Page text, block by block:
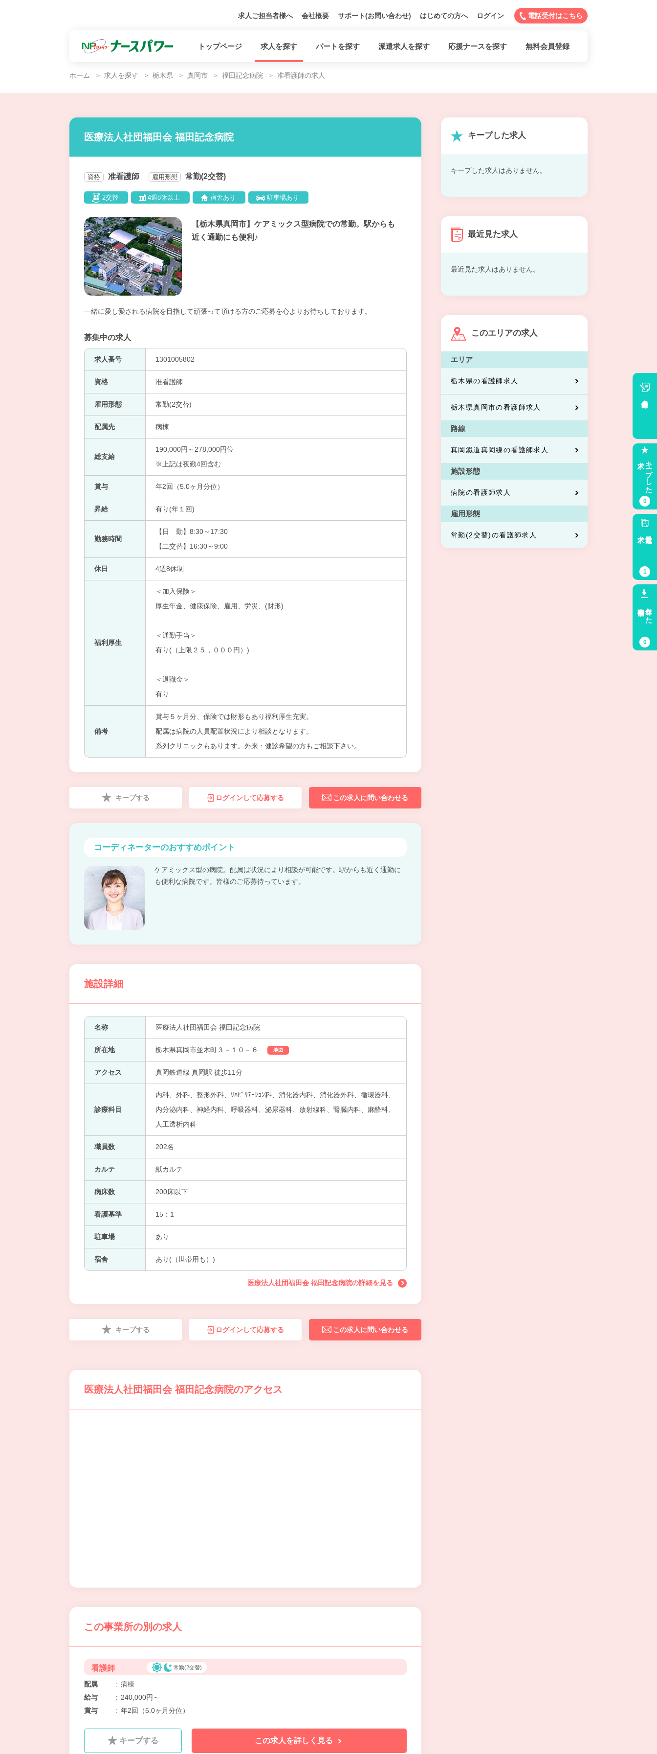
求人ご担当者様へ 会社概要 サポート(お問い合わせ) はじめての方へ ログイン 電話受付はこちら
トップページ 求人を探す パートを探す 派遣求人を探す 応援ナースを探す 無料会員登録
ホーム 求人を探す 栃木県 真岡市 福田記念病院 准看護師の求人
医療法人社団福田会 福田記念病院
資格 准看護師 雇用形態 常勤(2交替)
2交替 4週8休以上 宿舎あり 駐車場あり
【栃木県真岡市】ケアミックス型病院での常勤。駅からも
近く通勤にも便利♪
一緒に愛し愛される病院を目指して頑張って頂ける方のご応募を心よりお待ちしております。
募集中の求人
求人番号 1301005802
資格 准看護師
雇用形態 常勤(2交替)
配属先 病棟
総支給
190,000円～278,000円位
※上記は夜勤4回含む
賞与 年2回（5.0ヶ月分位）
昇給 有り(年１回)
勤務時間
【日 勤】8:30～17:30
【二交替】16:30～9:00
休日 4週8休制
福利厚生
＜加入保険＞
厚生年金、健康保険、雇用、労災、(財形)
＜通勤手当＞
有り(（上限２５，０００円）)
＜退職金＞
有り
備考
賞与５ヶ月分、保険では財形もあり福利厚生充実。
配属は病院の人員配置状況により相談となります。
系列クリニックもあります。外来・健診希望の方もご相談下さい。
キープする ログインして応募する この求人に問い合わせる
コーディネーターのおすすめポイント
ケアミックス型の病院。配属は状況により相談が可能です。駅からも近く通勤に
も便利な病院です。皆様のご応募待っています。
施設詳細
名称 医療法人社団福田会 福田記念病院
所在地 栃木県真岡市並木町３－１０－６ 地図
アクセス 真岡鉄道線 真岡駅 徒歩11分
診療科目
内科、外科、整形外科、ﾘﾊﾋﾞﾘﾃｰｼｮﾝ科、消化器内科、消化器外科、循環器科、
内分泌内科、神経内科、呼吸器科、泌尿器科、放射線科、腎臓内科、麻酔科、
人工透析内科
職員数 202名
カルテ 紙カルテ
病床数 200床以下
看護基準 15：1
駐車場 あり
宿舎 あり(（世帯用も）)
医療法人社団福田会 福田記念病院の詳細を見る
キープする ログインして応募する この求人に問い合わせる
医療法人社団福田会 福田記念病院のアクセス
この事業所の別の求人
看護師 常勤(2交替)
配属 : 病棟
給与
: 240,000円～
賞与
: 年2回（5.0ヶ月分位）
キープする この求人を詳しく見る
キープした求人
キープした求人はありません。
最近見た求人
最近見た求人はありません。
このエリアの求人
エリア
栃木県の看護師求人
栃木県真岡市の看護師求人
路線
真岡鐵道真岡線の看護師求人
施設形態
病院の看護師求人
雇用形態
常勤(2交替)の看護師求人
キープした
0
最近見た
1
保存した
0